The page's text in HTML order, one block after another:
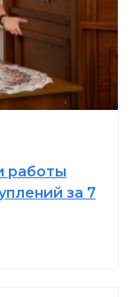
работы
за 7